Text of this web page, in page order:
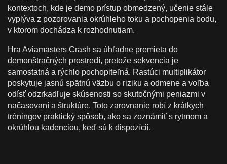
kontextoch, kde je demo prístup obmedzený, učenie stále
vyplýva z pozorovania okrúhleho toku a pochopenia bodu,
v ktorom dochádza k rozhodnutiam.
Hra Aviamasters Crash sa úhľadne premieta do
demonštračných prostredí, pretože sekvencia je
samostatná a rýchlo pochopiteľná. Rastúci multiplikátor
poskytuje jasnú spätnú väzbu o riziku a odmene a voľba
odísť odzrkadľuje skúsenosti so skutočnými peniazmi v
načasovaní a štruktúre. Toto zarovnanie robí z krátkych
tréningov praktický spôsob, ako sa zoznámiť s rytmom a
okrúhlou kadenciou, keď sú k dispozícii.